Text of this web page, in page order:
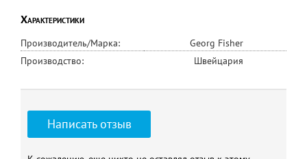
Характеристики
Производитель/Марка:
Georg Fisher
Производство:
Швейцария
Написать отзыв